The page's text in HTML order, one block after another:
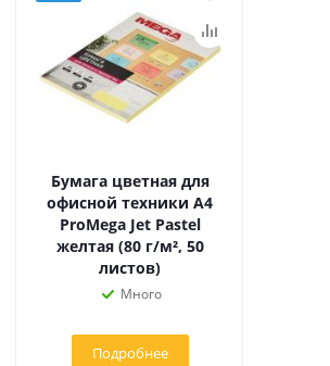
Бумага цветная для
офисной техники А4
ProMega Jet Pastel
желтая (80 г/м², 50
листов)
Много
Подробнее